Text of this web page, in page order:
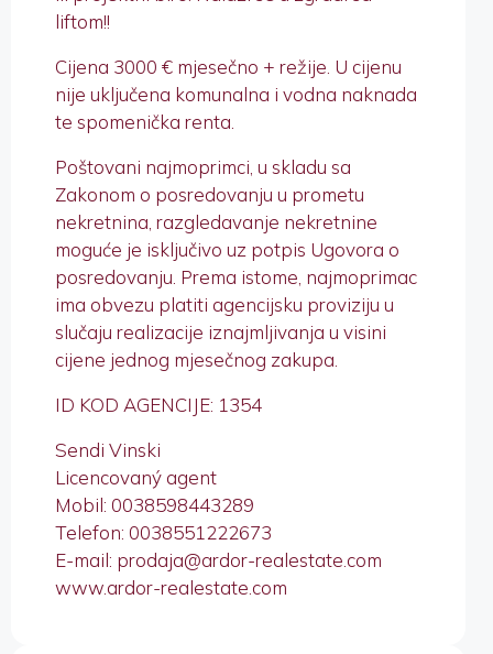
liftom!!
Cijena 3000 € mjesečno + režije. U cijenu
nije uključena komunalna i vodna naknada
te spomenička renta.
Poštovani najmoprimci, u skladu sa
Zakonom o posredovanju u prometu
nekretnina, razgledavanje nekretnine
moguće je isključivo uz potpis Ugovora o
posredovanju. Prema istome, najmoprimac
ima obvezu platiti agencijsku proviziju u
slučaju realizacije iznajmljivanja u visini
cijene jednog mjesečnog zakupa.
ID KOD AGENCIJE: 1354
Sendi Vinski
Licencovaný agent
Mobil: 0038598443289
Telefon: 0038551222673
E-mail: prodaja@ardor-realestate.com
www.ardor-realestate.com